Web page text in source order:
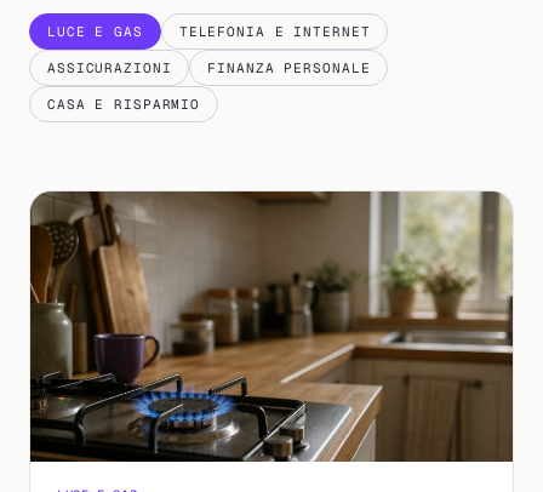
LUCE E GAS TELEFONIA E INTERNET
ASSICURAZIONI FINANZA PERSONALE
CASA E RISPARMIO